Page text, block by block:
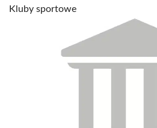
Kluby sportowe